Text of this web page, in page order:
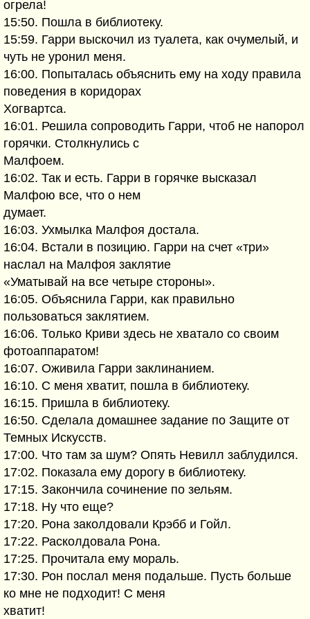
огрела!
15:50. Пошла в библиотеку.
15:59. Гарри выскочил из туалета, как очумелый, и
чуть не уронил меня.
16:00. Попыталась объяснить ему на ходу правила
поведения в коридорах
Хогвартса.
16:01. Решила сопроводить Гарри, чтоб не напорол
горячки. Столкнулись с
Малфоем.
16:02. Так и есть. Гарри в горячке высказал
Малфою все, что о нем
думает.
16:03. Ухмылка Малфоя достала.
16:04. Встали в позицию. Гарри на счет «три»
наслал на Малфоя заклятие
«Уматывай на все четыре стороны».
16:05. Объяснила Гарри, как правильно
пользоваться заклятием.
16:06. Только Криви здесь не хватало со своим
фотоаппаратом!
16:07. Оживила Гарри заклинанием.
16:10. С меня хватит, пошла в библиотеку.
16:15. Пришла в библиотеку.
16:50. Сделала домашнее задание по Защите от
Темных Искусств.
17:00. Что там за шум? Опять Невилл заблудился.
17:02. Показала ему дорогу в библиотеку.
17:15. Закончила сочинение по зельям.
17:18. Ну что еще?
17:20. Рона заколдовали Крэбб и Гойл.
17:22. Расколдовала Рона.
17:25. Прочитала ему мораль.
17:30. Рон послал меня подальше. Пусть больше
ко мне не подходит! С меня
хватит!